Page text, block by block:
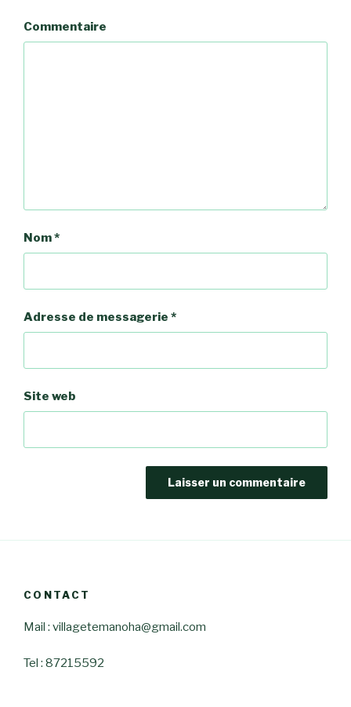
Commentaire
Nom*
Adresse de messagerie *
Site web
CONTACT
Mail : villagetemanoha@gmail.com
Tel : 87215592